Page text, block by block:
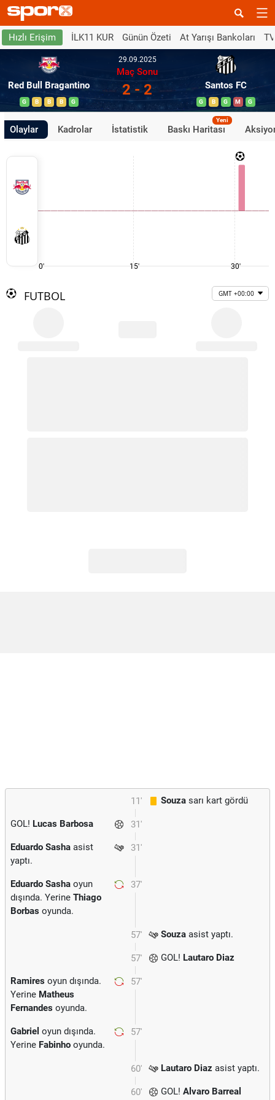
Hızlı Erişim İLK11 KUR Günün Özeti At Yarışı Bankoları
Red Bull Bragantino
G B B B G
29.09.2025
Maç Sonu
2 - 2 Santos FC
G B G M G
Olaylar Kadrolar İstatistik Baskı Haritası
Yeni
0' 15' 30'
FUTBOL GMT +00:00
11' Souza sarı kart gördü
31'
GOL! Lucas Barbosa
31'
Eduardo Sasha asist
yaptı.
37'
Eduardo Sasha oyun
dışında. Yerine Thiago
Borbas oyunda.
57' Souza asist yaptı.
57' GOL! Lautaro Diaz
57'
Ramires oyun dışında.
Yerine Matheus
Fernandes oyunda.
57'
Gabriel oyun dışında.
Yerine Fabinho oyunda.
60' Lautaro Diaz asist yaptı.
60' GOL! Alvaro Barreal